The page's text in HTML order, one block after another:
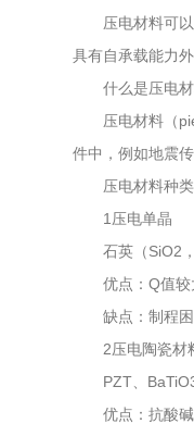
压电材料可以
具有自承载能力
什么是压电材
压电材料（
件中，例如地震
压电材料种类
1压电单晶
石英（SiO2，
优点：Q值较
缺点：制程困
2压电陶瓷材
PZT、BaTiO3
优点：抗酸碱